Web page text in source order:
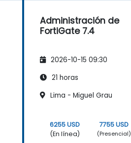
Administración de
FortiGate 7.4
2026-10-15 09:30
21 horas
Lima - Miguel Grau
6255 USD
(En línea)
7755 USD
(Presencial)